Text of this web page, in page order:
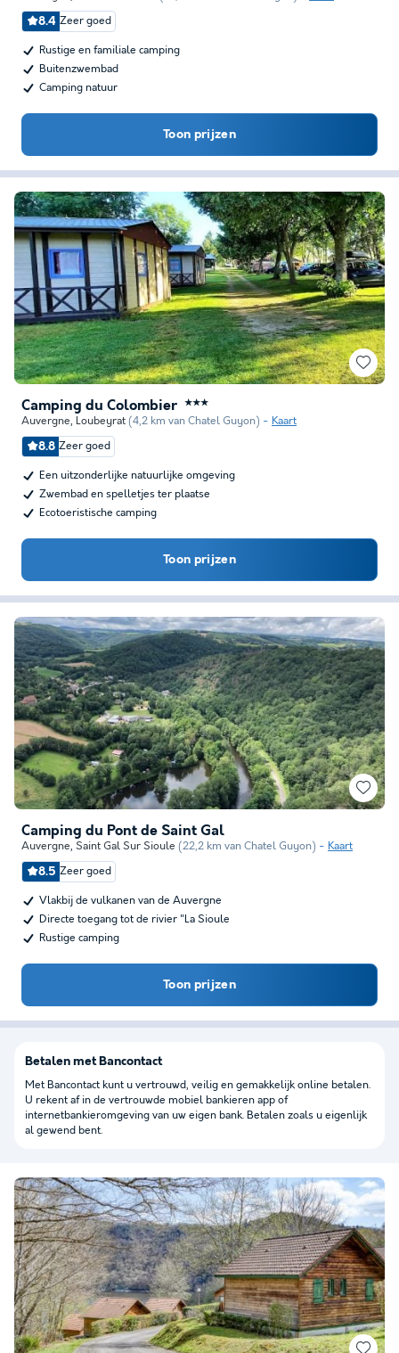
8.4 Zeer goed
Rustige en familiale camping
Buitenzwembad
Camping natuur
Toon prijzen
Camping du Colombier ★★★
Auvergne, Loubeyrat (4,2 km van Chatel Guyon) Kaart
8.8 Zeer goed
Een uitzonderlijke natuurlijke omgeving
Zwembad en spelletjes ter plaatse
Ecotoeristische camping
Toon prijzen
Camping du Pont de Saint Gal
Auvergne, Saint Gal Sur Sioule (22,2 km van Chatel Guyon) Kaart
8.5 Zeer goed
Vlakbij de vulkanen van de Auvergne
Directe toegang tot de rivier "La Sioule
Rustige camping
Toon prijzen
Betalen met Bancontact
Met Bancontact kunt u vertrouwd, veilig en gemakkelijk online betalen.
U rekent af in de vertrouwde mobiel bankieren app of
internetbankieromgeving van uw eigen bank. Betalen zoals u eigenlijk
al gewend bent.